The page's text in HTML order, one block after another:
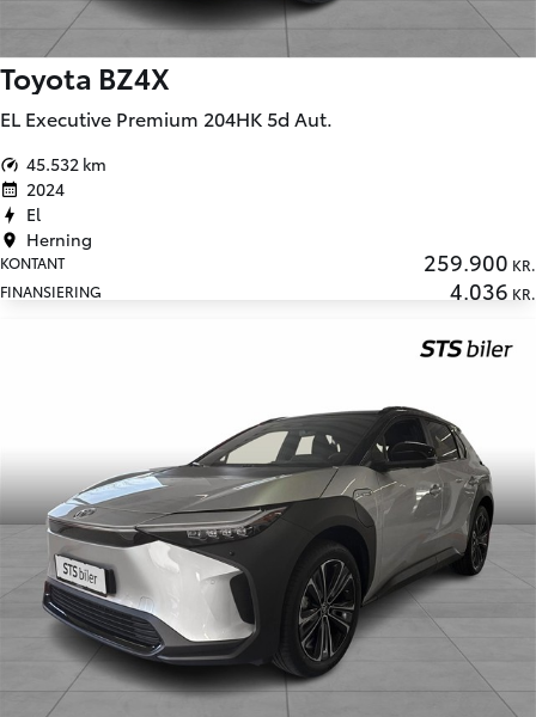
Toyota BZ4X
EL Executive Premium 204HK 5d Aut.
45.532 km
2024
El
Herning
KONTANT 259.900 KR.
FINANSIERING
4.036 KR.